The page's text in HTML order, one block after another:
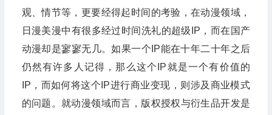
观、情节等，更要经得起时间的考验，在动漫领域，
日漫美漫中有很多经过时间洗礼的超级IP，而在国产
动漫却是寥寥无几。如果一个IP能在十年二十年之后
仍然有许多人记得，那么这个IP就是一个有价值的
IP，而如何将这个IP进行商业变现，则涉及商业模式
的问题。就动漫领域而言，版权授权与衍生品开发是